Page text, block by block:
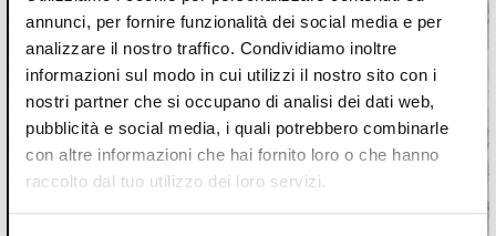
annunci, per fornire funzionalità dei social media e per
analizzare il nostro traffico. Condividiamo inoltre
informazioni sul modo in cui utilizzi il nostro sito con i
nostri partner che si occupano di analisi dei dati web,
pubblicità e social media, i quali potrebbero combinarle
con altre informazioni che hai fornito loro o che hanno
raccolto dal tuo utilizzo dei loro servizi.
SERVIZIO